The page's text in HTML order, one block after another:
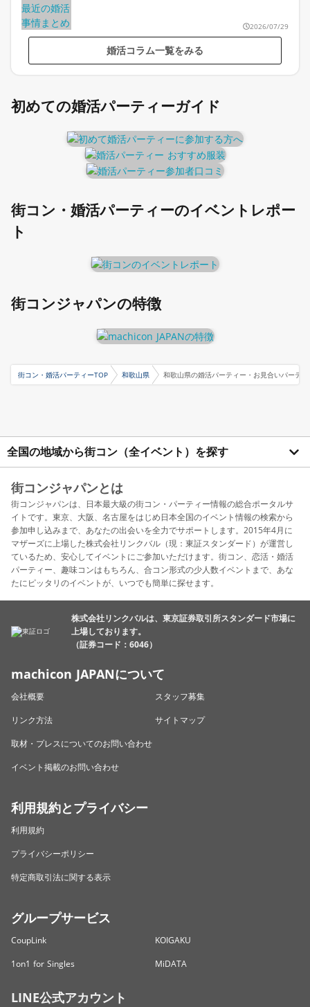
2026/07/29
婚活コラム一覧をみる
初めての婚活パーティーガイド
街コン・婚活パーティーのイベントレポー
ト
街コンジャパンの特徴
街コン・婚活パーティーTOP 和歌山県 和歌山県の婚活パーティー・お見合いパーテ
全国の地域から街コン（全イベント）を探す
街コンジャパンとは
街コンジャパンは、日本最大級の街コン・パーティー情報の総合ポータルサ
イトです。東京、大阪、名古屋をはじめ日本全国のイベント情報の検索から
参加申し込みまで、あなたの出会いを全力でサポートします。2015年4月に
マザーズに上場した株式会社リンクバル（現：東証スタンダード）が運営し
ているため、安心してイベントにご参加いただけます。街コン、恋活・婚活
パーティー、趣味コンはもちろん、合コン形式の少人数イベントまで、あな
たにピッタリのイベントが、いつでも簡単に探せます。
株式会社リンクバルは、東京証券取引所スタンダード市場に
上場しております。
（証券コード：6046）
machicon JAPANについて
会社概要
スタッフ募集
リンク方法
サイトマップ
取材・プレスについてのお問い合わせ
イベント掲載のお問い合わせ
利用規約とプライバシー
利用規約
プライバシーポリシー
特定商取引法に関する表示
グループサービス
CoupLink
KOIGAKU
1on1 for Singles
MiDATA
LINE公式アカウント